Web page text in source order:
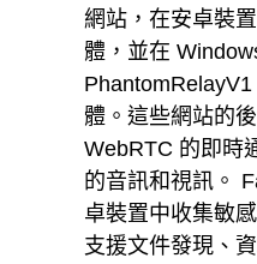
網站，在安卓裝
體，並在
體。這些網站的
WebRTC 的即時
的音訊和視訊。
卓裝置中收集敏
支援文件發現、